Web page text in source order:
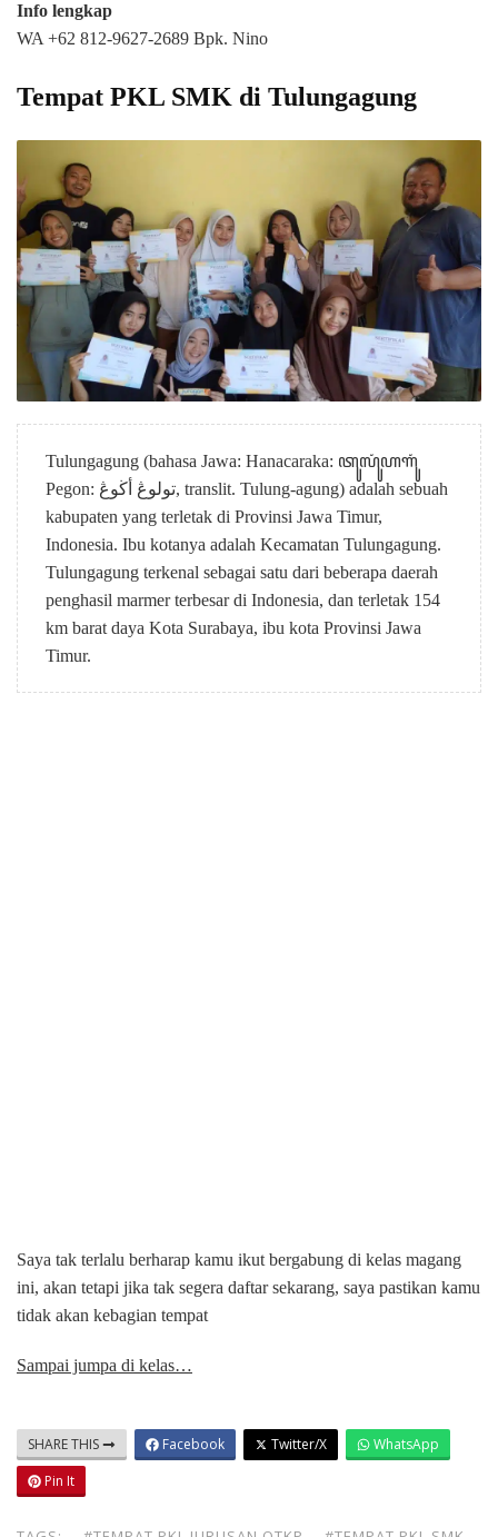
Info lengkap
WA +62 812-9627-2689 Bpk. Nino
Tempat PKL SMK di Tulungagung
Tulungagung (bahasa Jawa: Hanacaraka: ꦠꦸꦭꦸꦁꦲꦒꦸꦁ
Pegon: تولوڠ أڬوڠ, translit. Tulung-agung) adalah sebuah
kabupaten yang terletak di Provinsi Jawa Timur,
Indonesia. Ibu kotanya adalah Kecamatan Tulungagung.
Tulungagung terkenal sebagai satu dari beberapa daerah
penghasil marmer terbesar di Indonesia, dan terletak 154
km barat daya Kota Surabaya, ibu kota Provinsi Jawa
Timur.
Saya tak terlalu berharap kamu ikut bergabung di kelas magang
ini, akan tetapi jika tak segera daftar sekarang, saya pastikan kamu
tidak akan kebagian tempat
Sampai jumpa di kelas…
SHARE THIS Facebook Twitter/X
WhatsApp
Pin It